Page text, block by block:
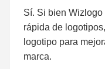
Sí. Si bien
rápida de
logotipo para
marca.